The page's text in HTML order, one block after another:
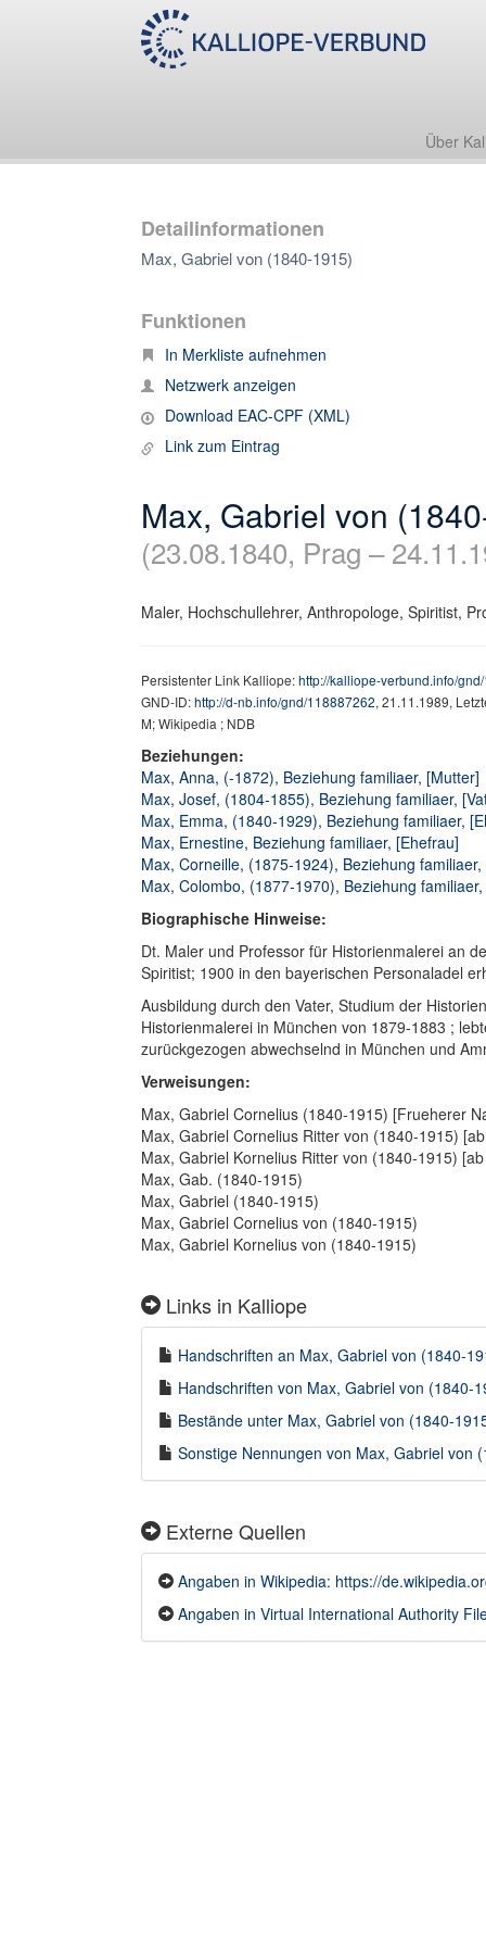
Über
Detailinformationen
Max, Gabriel von (1840-1915)
Funktionen
In Merkliste aufnehmen
Netzwerk anzeigen
Download EAC-CPF (XML)
Link zum Eintrag
Max, Gabriel von
(23.08.1840, Prag –
Maler, Hochschullehrer, Anthropologe, Spiritist,
Persistenter Link Kalliope:http://kalliope-verbund.info/
GND-ID:http://d-nb.info/gnd/118887262, 21.11.1989,
M; Wikipedia ; NDB
Beziehungen:
Max, Anna, (-1872), Beziehung familiaer, [Mutter]
Max, Josef, (1804-1855), Beziehung familiaer,
Max, Emma, (1840-1929), Beziehung familiaer,
Max, Ernestine, Beziehung familiaer, [Ehefrau]
Max, Corneille, (1875-1924), Beziehung
Max, Colombo, (1877-1970), Beziehung
Biographische Hinweise:
Dt. Maler und Professor für Historienmalerei an
Spiritist; 1900 in den bayerischen Personaladel
Ausbildung durch den Vater, Studium der
Historienmalerei in München von 1879-1883 ;
zurückgezogen abwechselnd in München und
Verweisungen:
Max, Gabriel Cornelius (1840-1915) [Frueherer
Max, Gabriel Cornelius Ritter von (1840-1915)
Max, Gabriel Kornelius Ritter von (1840-1915)
Max, Gab. (1840-1915)
Max, Gabriel (1840-1915)
Max, Gabriel Cornelius von (1840-1915)
Max, Gabriel Kornelius von (1840-1915)
Links in Kalliope
Handschriften an Max, Gabriel von (1840-
Handschriften von Max, Gabriel von (1840-
Bestände unter Max, Gabriel von (1840-
Sonstige Nennungen von Max, Gabriel von
Externe Quellen
Angaben in Wikipedia: https://
Angaben in Virtual International Authority